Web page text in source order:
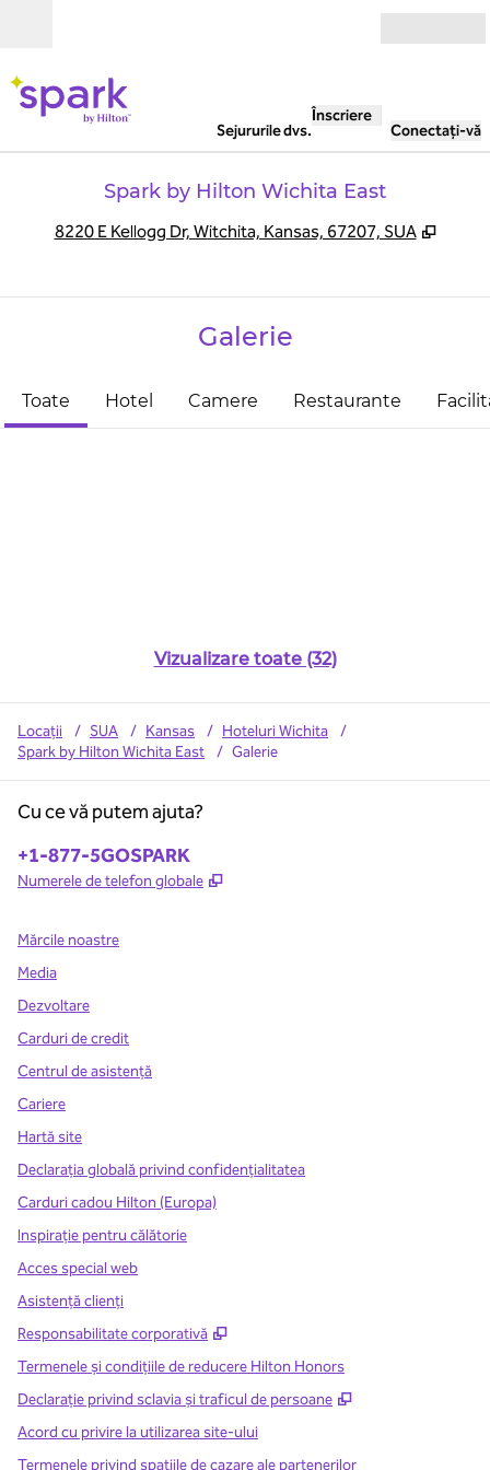
Sejururile dvs.
Înscriere
Conectați-vă
Spark by Hilton Wichita East
8220 E Kellogg Dr, Witchita, Kansas, 67207, SUA ,
Galerie
Toate Hotel Camere Restaurante
Vizualizare toate (32)
Locații / SUA / Kansas / Hoteluri Wichita
/
Spark by Hilton Wichita East
/ Galerie
Cu ce vă putem ajuta?
Telefon:
+1-877-5GOSPARK
Numerele de telefon globale ,
Mărcile noastre
Media
Dezvoltare
Carduri de credit
Centrul de asistență
Cariere
Hartă site
Declarația globală privind confidenţialitatea
Carduri cadou Hilton (Europa)
Inspirație pentru călătorie
Acces special web
Asistenţă clienţi
Responsabilitate corporativă
,
Termenele și condițiile de reducere Hilton Honors
Declarație privind sclavia și traficul de persoane
,
Acord cu privire la utilizarea site-ului
Termenele privind spațiile de cazare ale partenerilor